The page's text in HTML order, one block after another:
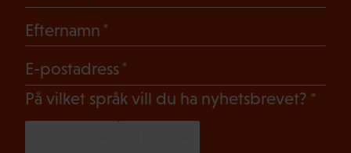
Efternamn
E-postadress
På vilket språk vill du ha nyhetsbrevet?